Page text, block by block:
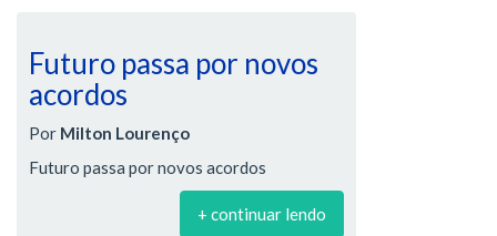
Futuro passa por novos
acordos
Por Milton Lourenço
Futuro passa por novos acordos
+ continuar lendo